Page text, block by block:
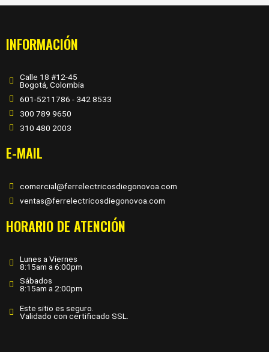
INFORMACIÓN
Calle 18 #12-45
Bogotá, Colombia
601-5211786 - 342 8533
300 789 9650
310 480 2003
E-MAIL
comercial@ferrelectricosdiegonovoa.com
ventas@ferrelectricosdiegonovoa.com
HORARIO DE ATENCIÓN
Lunes a Viernes
8:15am a 6:00pm
Sábados
8:15am a 2:00pm
Este sitio es seguro.
Validado con certificado SSL.